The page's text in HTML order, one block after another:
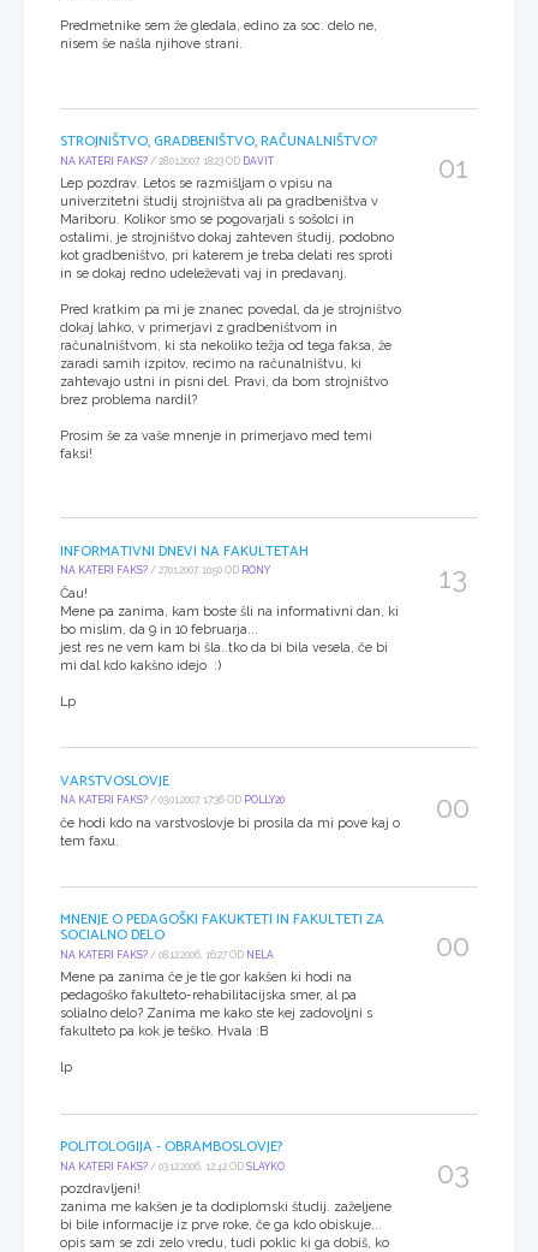
Predmetnike sem že gledala, edino za soc. delo ne,
nisem še našla njihove strani.
STROJNIŠTVO, GRADBENIŠTVO, RAČUNALNIŠTVO?
NA KATERI FAKS? / 28.01.2007, 18:23 OD DAVIT
Lep pozdrav. Letos se razmišljam o vpisu na
univerzitetni študij strojništva ali pa gradbeništva v
Mariboru. Kolikor smo se pogovarjali s sošolci in
ostalimi, je strojništvo dokaj zahteven študij, podobno
kot gradbeništvo, pri katerem je treba delati res sproti
in se dokaj redno udeleževati vaj in predavanj.
Pred kratkim pa mi je znanec povedal, da je strojništvo
dokaj lahko, v primerjavi z gradbeništvom in
računalništvom, ki sta nekoliko težja od tega faksa, že
zaradi samih izpitov, recimo na računalništvu, ki
zahtevajo ustni in pisni del. Pravi, da bom strojništvo
brez problema nardil?
Prosim še za vaše mnenje in primerjavo med temi
faksi!
01
INFORMATIVNI DNEVI NA FAKULTETAH
NA KATERI FAKS? / 27.01.2007, 10:50 OD RONY
Čau!
Mene pa zanima, kam boste šli na informativni dan, ki
bo mislim, da 9 in 10 februarja...
jest res ne vem kam bi šla..tko da bi bila vesela, če bi
mi dal kdo kakšno idejo :)
Lp
13
VARSTVOSLOVJE
NA KATERI FAKS? / 03.01.2007, 17:36 OD POLLY20
če hodi kdo na varstvoslovje bi prosila da mi pove kaj o
tem faxu.
00
MNENJE O PEDAGOŠKI FAKUKTETI IN FAKULTETI ZA
SOCIALNO DELO
NA KATERI FAKS? / 08.12.2006, 16:27 OD NELA
Mene pa zanima če je tle gor kakšen ki hodi na
pedagoško fakulteto-rehabilitacijska smer, al pa
solialno delo? Zanima me kako ste kej zadovoljni s
fakulteto pa kok je teško. Hvala :B
lp
00
POLITOLOGIJA - OBRAMBOSLOVJE?
NA KATERI FAKS? / 03.12.2006, 12:42 OD SLAYKO
pozdravljeni!
zanima me kakšen je ta dodiplomski študij. zaželjene
bi bile informacije iz prve roke, če ga kdo obiskuje...
opis sam se zdi zelo vredu, tudi poklic ki ga dobiš, ko
03